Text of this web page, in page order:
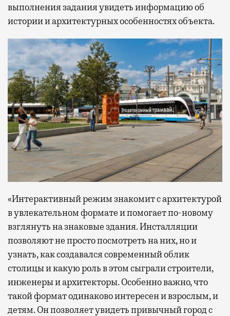
выполнения задания увидеть информацию об
истории и архитектурных особенностях объекта.
«Интерактивный режим знакомит с архитектурой
в увлекательном формате и помогает по-новому
взглянуть на знаковые здания. Инсталляции
позволяют не просто посмотреть на них, но и
узнать, как создавался современный облик
столицы и какую роль в этом сыграли строители,
инженеры и архитекторы. Особенно важно, что
такой формат одинаково интересен и взрослым, и
детям. Он позволяет увидеть привычный город с